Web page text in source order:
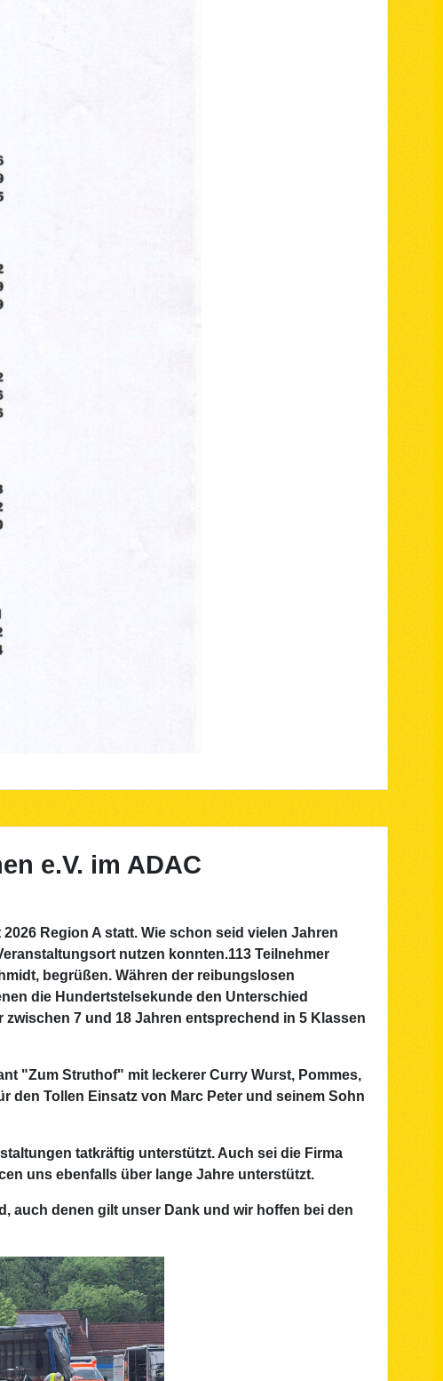
e.V. im ADAC
Region A statt. Wie schon seid vielen Jahren
nutzen konnten.113 Teilnehmer
begrüßen. Währen der reibungslosen
die Hundertstelsekunde den Unterschied
7 und 18 Jahren entsprechend in 5 Klassen
"Zum Struthof" mit leckerer Curry Wurst, Pommes,
den Tollen Einsatz von Marc Peter und seinem Sohn
tatkräftig unterstützt. Auch sei die Firma
uns ebenfalls über lange Jahre unterstützt.
auch denen gilt unser Dank und wir hoffen bei den